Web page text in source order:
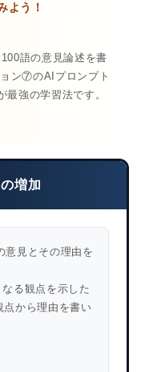
よう！
語の意見論述を書
ン⑦のAIプロンプト
強の学習法です。
増加
意見とその理由を
る観点を示した
点から理由を書い